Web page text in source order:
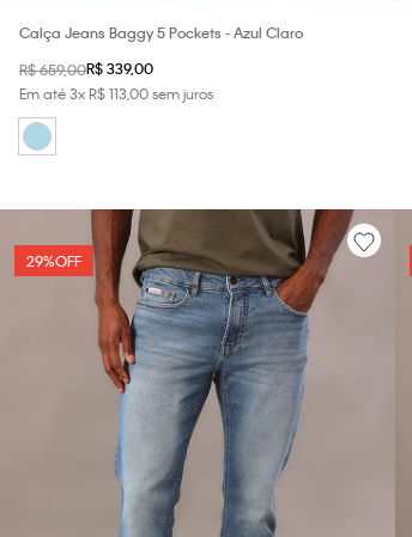
Calça Jeans Baggy 5 Pockets - Azul Claro
R$659,00R$339,00
Em até3xR$11300sem juros
29%OFF